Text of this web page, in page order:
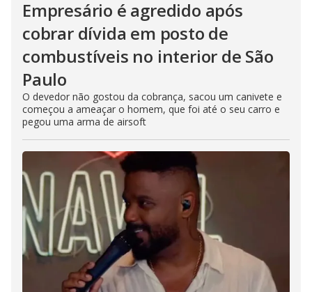
Empresário é agredido após
cobrar dívida em posto de
combustíveis no interior de São
Paulo
O devedor não gostou da cobrança, sacou um canivete e
começou a ameaçar o homem, que foi até o seu carro e
pegou uma arma de airsoft